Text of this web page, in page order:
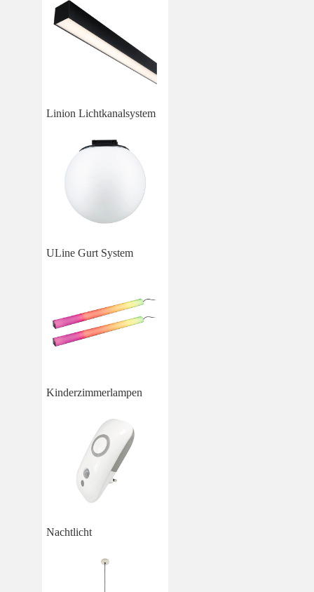
Linion Lichtkanalsystem
ULine Gurt System
Kinderzimmerlampen
Nachtlicht